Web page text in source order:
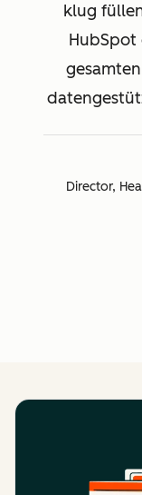
klug
HubSpot
Director,